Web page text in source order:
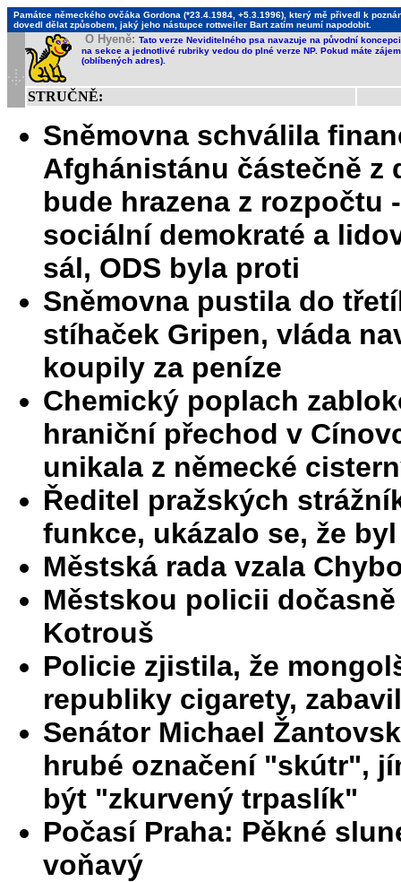
Památce německého ovčáka Gordona (*23.4.1984, +5.3.1996), který mě přivedl k
dovedl dělat způsobem, jaký jeho nástupce rottweiler Bart zatím neumí napodobit.
O Hyeně: Tato verze Neviditelného psa navazuje na původní
na sekce a jednotlivé rubriky vedou do plné verze NP. Pokud máte
(oblíbených adres).
STRUČNĚ:
Sněmovna schválila
Afghánistánu částečně z
bude hrazena z rozpočtu
sociální demokraté a
sál, ODS byla proti
Sněmovna pustila do
stíhaček Gripen, vláda
koupily za peníze
Chemický poplach
hraniční přechod v
unikala z německé
Ředitel pražských
funkce, ukázalo se, že
Městská rada vzala
Městskou policii
Kotrouš
Policie zjistila, že
republiky cigarety,
Senátor Michael
hrubé označení "skútr",
být "zkurvený trpaslík"
Počasí Praha: Pěkné
voňavý